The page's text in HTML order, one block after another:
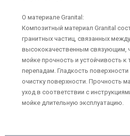
О материале Granital:
Композитный материал Granital
гранитных частиц, связанных
высококачественным связующим,
мойке прочность и устойчивость к
перепадам. Гладкость
очистку поверхности. Прочность
уход в соответствии с
мойке длительную эксплуатацию.